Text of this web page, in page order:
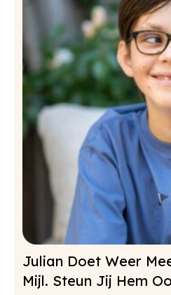
Julian Doet Weer
Mijl. Steun Jij Hem